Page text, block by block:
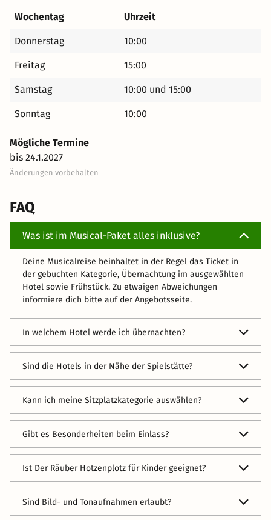
Wochentag Uhrzeit
Donnerstag 10:00
Freitag 15:00
Samstag 10:00 und 15:00
Sonntag 10:00
Mögliche Termine
bis 24.1.2027
Änderungen vorbehalten
FAQ
Was ist im Musical-Paket alles inklusive?
Deine Musicalreise beinhaltet in der Regel das Ticket in
der gebuchten Kategorie, Übernachtung im ausgewählten
Hotel sowie Frühstück. Zu etwaigen Abweichungen
informiere dich bitte auf der Angebotsseite.
In welchem Hotel werde ich übernachten?
Partnerhotels frei aussuchen. Du wirst im
Buchungsprozess zur Unterkunftsauswahl geführt und
kannst dort nach deinen Wünschen und Bedürfnissen das
Sind die Hotels in der Nähe der Spielstätte?
Lage oder verfügen über eine gute Anbindung zur Musical-
Location. Die ungefähre Fahrzeit zum Veranstaltungsort
wird dir bei der Hotelauswahl angezeigt – du kannst die
Kann ich meine Sitzplatzkategorie auswählen?
Platzvergabe erfolgt durch den jeweiligen Veranstalter.
Gibt es Besonderheiten beim Einlass?
Vorstellungsbeginn. Eventuelle Alters- oder
Einlassregelungen entnimmst du bitte der Website des
jeweiligen Veranstalters.
Ist Der Räuber Hotzenplotz für Kinder geeignet?
Familienstück angelegt und eignet sich besonders für
Sind Bild- und Tonaufnahmen erlaubt?